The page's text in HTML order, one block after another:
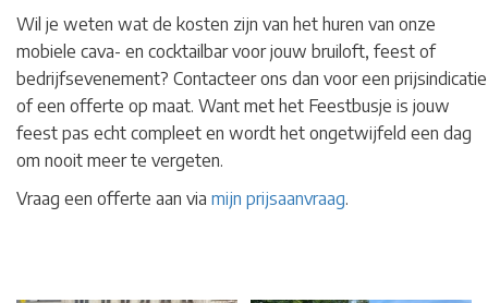
Wil je weten wat de kosten zijn van het huren van onze
mobiele cava- en cocktailbar voor jouw bruiloft, feest of
bedrijfsevenement? Contacteer ons dan voor een prijsindicatie
of een offerte op maat. Want met het Feestbusje is jouw
feest pas echt compleet en wordt het ongetwijfeld een dag
om nooit meer te vergeten.
Vraag een offerte aan via mijn prijsaanvraag.